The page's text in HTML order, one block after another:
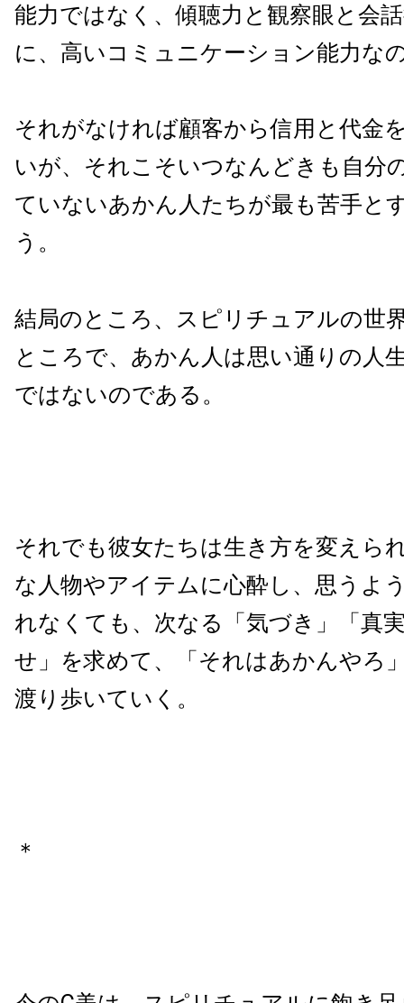
能力ではなく、傾聴力と観察眼と会
に、高いコミュニケーション能力な
それがなければ顧客から信用と代金
いが、それこそいつなんどきも自分
ていないあかん人たちが最も苦手と
う。
結局のところ、スピリチュアルの世
ところで、あかん人は思い通りの人
ではないのである。
それでも彼女たちは生き方を変えら
な人物やアイテムに心酔し、思うよ
れなくても、次なる「気づき」「真
せ」を求めて、「それはあかんやろ
渡り歩いていく。
＊